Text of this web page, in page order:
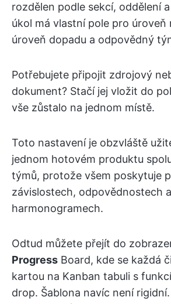
rozdělen podle sekcí, oddělení
úkol má vlastní pole pro úroveň
úroveň dopadu a odpovědný
Potřebujete připojit zdrojový
dokument? Stačí jej vložit do
vše zůstalo na jednom místě.
Toto nastavení je obzvláště
jednom hotovém produktu
týmů, protože všem poskytuje
závislostech, odpovědnostech
harmonogramech.
Odtud můžete přejít do
Progress Board, kde se každá
kartou na Kanban tabuli s
drop. Šablona navíc není